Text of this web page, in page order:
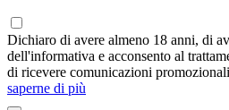
Dichiaro di avere almeno 18 anni, di
dell'informativa e acconsento al
di ricevere comunicazioni
saperne di più